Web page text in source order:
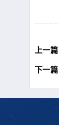
上一篇
下一篇